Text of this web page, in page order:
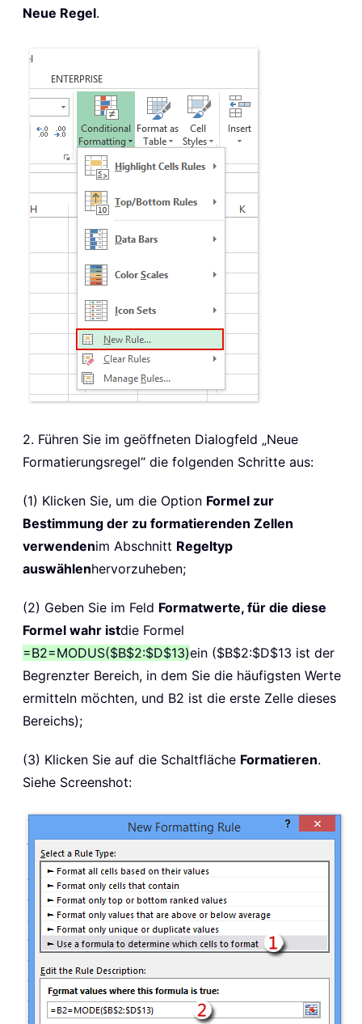
Neue Regel.
2. Führen Sie im geöffneten Dialogfeld „Neue
Formatierungsregel“ die folgenden Schritte aus:
(1) Klicken Sie, um die Option Formel zur
Bestimmung der zu formatierenden Zellen
verwendenim Abschnitt Regeltyp
auswählenhervorzuheben;
(2) Geben Sie im Feld Formatwerte, für die diese
Formel wahr istdie Formel
=B2=MODUS($B$2:$D$13)ein ($B$2:$D$13 ist der
Begrenzter Bereich, in dem Sie die häufigsten Werte
ermitteln möchten, und B2 ist die erste Zelle dieses
Bereichs);
(3) Klicken Sie auf die Schaltfläche Formatieren.
Siehe Screenshot: